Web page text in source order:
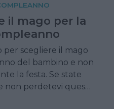
il mago per la
per scegliere il mago
del bambino e non
la festa. Se state
non perdetevi questo